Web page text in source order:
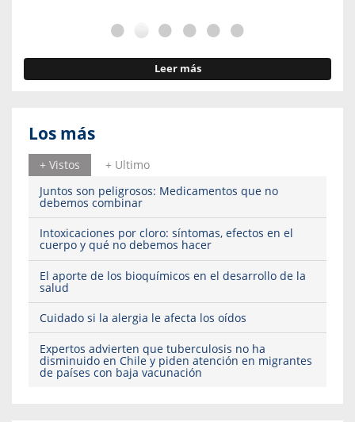
Leer más
Los más
+ Vistos
+ Ultimo
Juntos son peligrosos: Medicamentos que no
debemos combinar
Intoxicaciones por cloro: síntomas, efectos en el
cuerpo y qué no debemos hacer
El aporte de los bioquímicos en el desarrollo de la
salud
Cuidado si la alergia le afecta los oídos
Expertos advierten que tuberculosis no ha
disminuido en Chile y piden atención en migrantes
de países con baja vacunación